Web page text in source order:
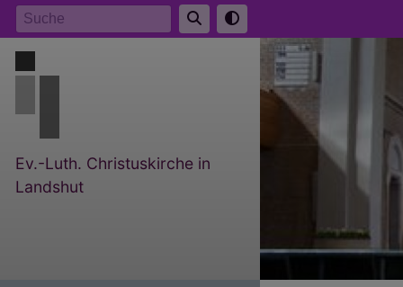
Direkt
zum
Inhalt
Ev.-Luth. Christuskirche in
Landshut